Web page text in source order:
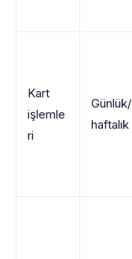
Kart
işlemle
ri
Günlük/
haftalık